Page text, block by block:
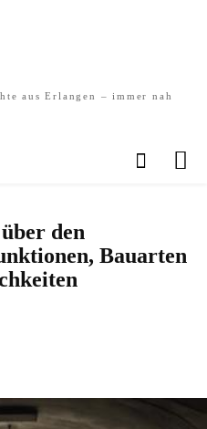
aus Erlangen – immer nah
den
Bauarten